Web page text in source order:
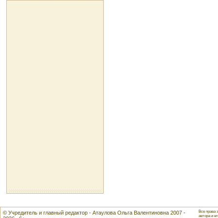
© Учредитель и главный редактор - Атаулова Ольга Валентиновна 2007 -
Все права
автора и